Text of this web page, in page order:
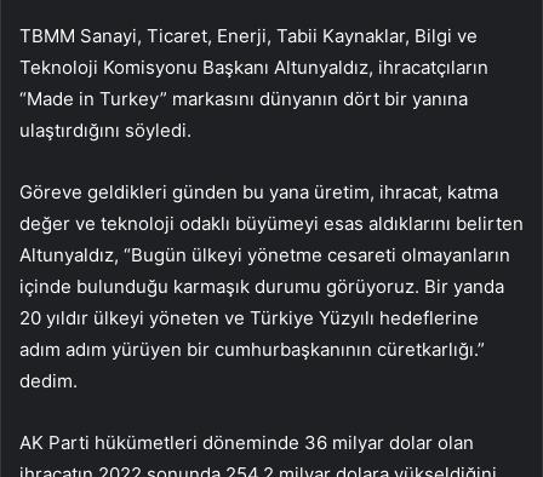
TBMM Sanayi, Ticaret, Enerji, Tabii Kaynaklar, Bilgi ve
Teknoloji Komisyonu Başkanı Altunyaldız, ihracatçıların
“Made in Turkey” markasını dünyanın dört bir yanına
ulaştırdığını söyledi.
Göreve geldikleri günden bu yana üretim, ihracat, katma
değer ve teknoloji odaklı büyümeyi esas aldıklarını belirten
Altunyaldız, “Bugün ülkeyi yönetme cesareti olmayanların
içinde bulunduğu karmaşık durumu görüyoruz. Bir yanda
20 yıldır ülkeyi yöneten ve Türkiye Yüzyılı hedeflerine
adım adım yürüyen bir cumhurbaşkanının cüretkarlığı.”
dedim.
AK Parti hükümetleri döneminde 36 milyar dolar olan